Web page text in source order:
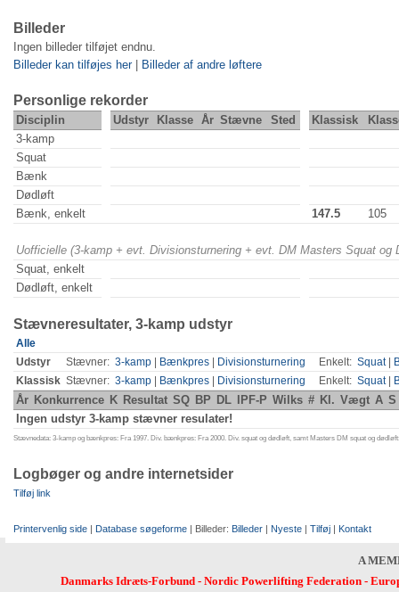
Billeder
Ingen billeder tilføjet endnu.
Billeder kan tilføjes her| Billeder af andre løftere
Personlige rekorder
Disciplin Udstyr Klasse År Stævne Sted Klassisk
3-kamp
Squat
Bænk
Dødløft
Bænk, enkelt
147.5 105
Uofficielle (3-kamp + evt. Divisionsturnering + evt. DM Masters Squat
Squat, enkelt
Dødløft, enkelt
Stævneresultater, 3-kamp udstyr
Alle
Udstyr
Stævner: 3-kamp Bænkpres Divisionsturnering Enkelt: Squat|
Klassisk Stævner: 3-kamp Bænkpres Divisionsturnering Enkelt: Squat|
År Konkurrence K Resultat SQ BP DL IPF-P Wilks # Kl. Vægt A S
Ingen udstyr 3-kamp stævner resulater!
Stævnedata: 3-kamp og bænkpres: Fra 1997. Div. bænkpres: Fra 2000. Div. squat og dødløft, samt Masters DM squat og
Logbøger og andre internetsider
Tilføj link
Printervenlig side | Database søgeforme | Billeder: Billeder | Nyeste | Tilføj | Kontakt
A
Danmarks Idræts-Forbund- Nordic Powerlifting Federation-